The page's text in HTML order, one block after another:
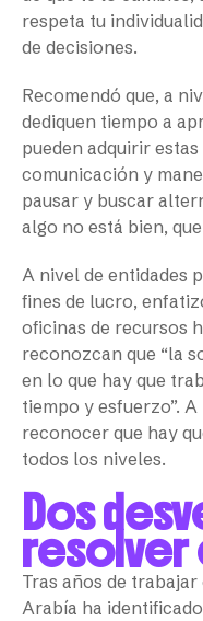
respeta tu
de decisiones.
Recomendó que, a
dediquen tiempo a
pueden adquirir
comunicación y
pausar y buscar
algo no está bien,
A nivel de entidades
fines de lucro,
oficinas de recursos
reconozcan que “la
en lo que hay que
tiempo y esfuerzo”.
reconocer que hay
todos los niveles.
Dos
Tras años de
Arabía ha